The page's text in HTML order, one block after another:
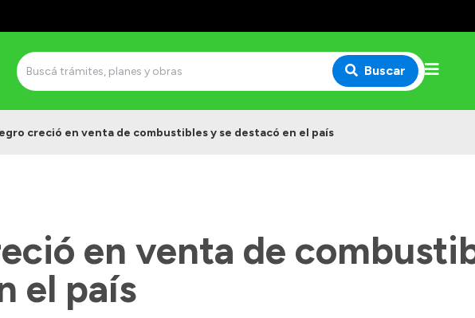
Buscar
creció en venta de combustibles y se destacó en el país
en venta de
el país